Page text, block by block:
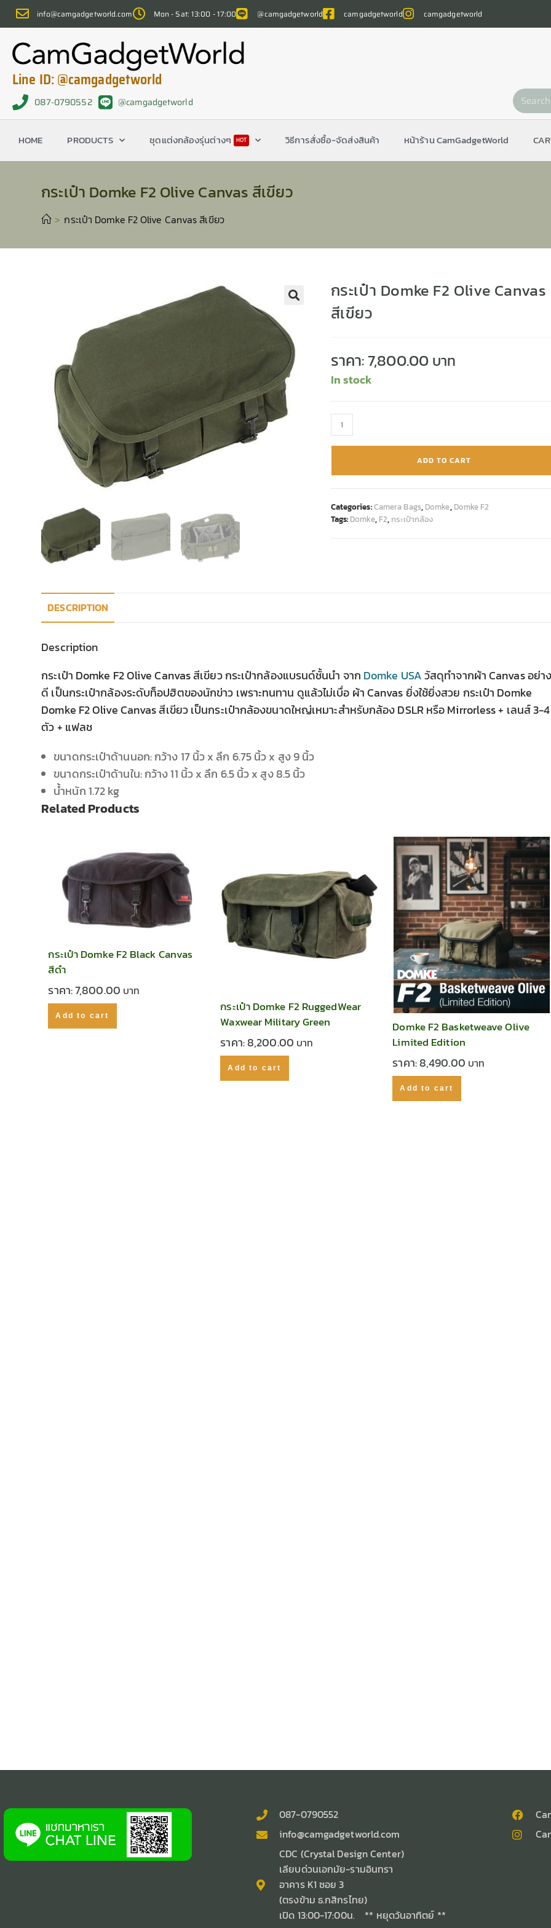
info@camgadgetworld.com Mon - Sat: 13:00 - 17:00 @camgadgetworld camgadgetworld camgadgetworld
Line ID: @camgadgetworld
087-0790552 @camgadgetworld
HOME PRODUCTS ชุดแต่งกล้องรุ่นต่างๆ HOT วิธีการสั่งซื้อ-จัดส่งสินค้า หน้าร้าน CamGadgetWorld
กระเป๋า Domke F2 Olive Canvas สีเขียว
> กระเป๋า Domke F2 Olive Canvas สีเขียว
กระเป๋า Domke F2 Olive Canvas
สีเขียว
ราคา:7,800.00
In stock
ADD TO CART
Categories:Camera Bags, Domke, Domke F2
Tags: Domke, F2,กระเป๋ากล้อง
DESCRIPTION
Description
กระเป๋า Domke F2 Olive Canvas สีเขียว กระเป๋ากล้องแบรนด์ชั้นนำ จาก Domke USAวัสดุทำจากผ้า Canvas อย่า
ดี เป็นกระเป๋ากล้องระดับท็อปฮิตของนักข่าว เพราะทนทาน ดูแล้วไม่เบื่อ ผ้า Canvas ยิ่งใช้ยิ่งสวย กระเป๋า Domke
Domke F2 Olive Canvas สีเขียว เป็นกระเป๋ากล้องขนาดใหญ่เหมาะสำหรับกล้อง DSLR หรือ Mirrorless + เลนส์ 3-4
ตัว + แฟลช
ขนาดกระเป๋าด้านนอก: กว้าง 17 นิ้ว x ลึก 6.75 นิ้ว x สูง 9 นิ้ว
ขนาดกระเป๋าด้านใน: กว้าง 11 นิ้ว x ลึก 6.5 นิ้ว x สูง 8.5 นิ้ว
น้ำหนัก 1.72 kg
Related Products
กระเป๋า Domke F2 Black Canvas
สีดำ
ราคา:7,800.00
Add to cart
กระเป๋า Domke F2 RuggedWear
Waxwear Military Green
ราคา:8,200.00
Add to cart
Domke F2 Basketweave Olive
Limited Edition
ราคา:8,490.00
Add to cart
087-0790552
info@camgadgetworld.com
CDC (Crystal Design Center)
เลียบด่วนเอกมัย-รามอินทรา
อาคาร K1 ซอย 3
(ตรงข้าม ธ.กสิกรไทย)
เปิด 13:00-17:00น. ** หยุดวันอาทิตย์ **